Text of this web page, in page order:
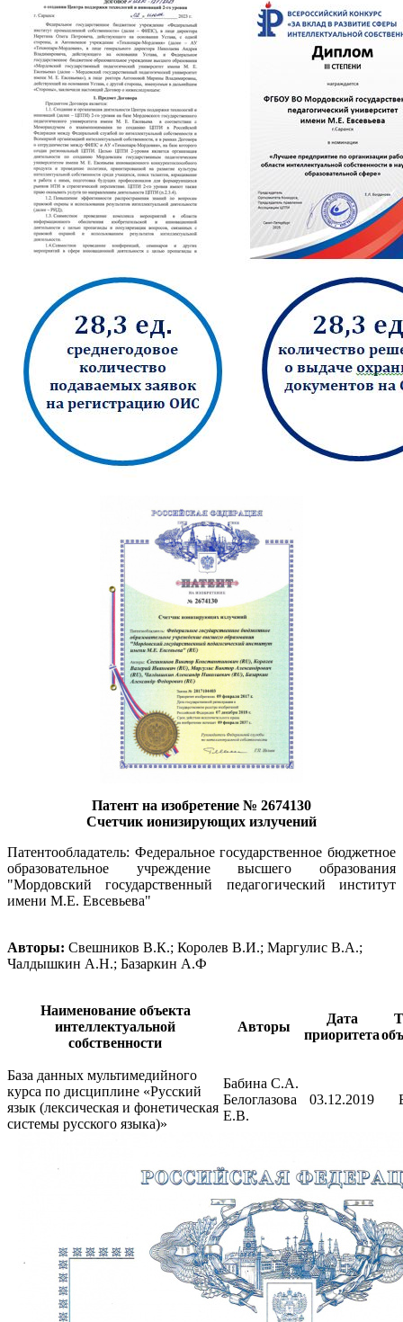
Патент на изобретение № 2674130
Счетчик ионизирующих излучений
Патентообладатель: Федеральное государственное бюджетное
образовательное учреждение высшего образования
"Мордовский государственный педагогический институт
имени М.Е. Евсевьева"
Авторы: Свешников В.К.; Королев В.И.; Маргулис В.А.;
Чалдышкин А.Н.; Базаркин А.Ф
Наименование объекта
интеллектуальной
собственности
Авторы
Дата
приоритета
База данных мультимедийного
курса по дисциплине «Русский
язык (лексическая и фонетическая
системы русского языка)»
Бабина С.А.
Белоглазова
Е.В.
03.12.2019